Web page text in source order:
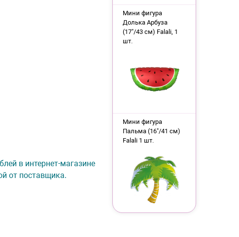
в интернет-магазине
от поставщика.
Мини фигура
Долька Арбуза
(17"/43 см) Falali, 1
шт.
Мини фигура
Пальма (16"/41 см)
Falali 1 шт.